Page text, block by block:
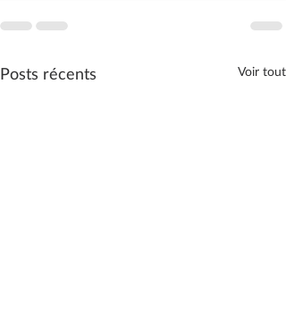
Posts récents Voir tout